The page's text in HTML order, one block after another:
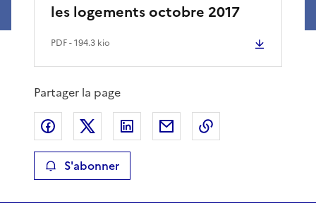
les logements octobre 2017
PDF- 194.3 kio
Partager la page
Partager sur Facebook
Partager sur XPartager sur LinkedIn
Partager par email
S'abonner